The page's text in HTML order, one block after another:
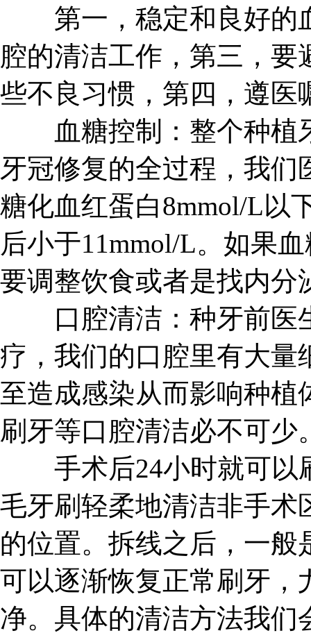
第一，稳定和良好的
腔的清洁工作，第三，
些不良习惯，第四，遵医
血糖控制：整个种植
牙冠修复的全过程，我
糖化血红蛋白8mmol/L以
后小于11mmol/L。如果
要调整饮食或者是找内分
口腔清洁：种牙前医
疗，我们的口腔里有大量
至造成感染从而影响种植
刷牙等口腔清洁必不可少
手术后24小时就可以
毛牙刷轻柔地清洁非手术
的位置。拆线之后，一般
可以逐渐恢复正常刷牙，
净。具体的清洁方法我们